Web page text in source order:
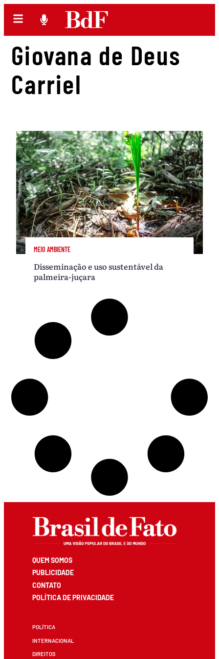
Giovana de Deus
Carriel
MEIO AMBIENTE
Disseminação e uso sustentável da
palmeira-juçara
QUEM SOMOS
PUBLICIDADE
CONTATO
POLÍTICA DE PRIVACIDADE
POLÍTICA
INTERNACIONAL
DIREITOS